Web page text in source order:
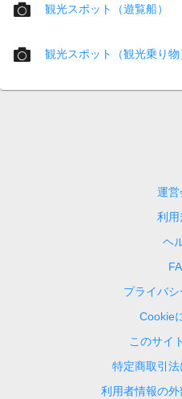
観光スポット（遊覧船）
観光スポット（観光乗り物
運営
利用
ヘ
プライバ
Cookie
このサイ
特定商取引
利用者情報の